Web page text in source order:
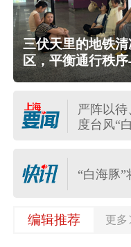
三伏天里的地铁
区，平衡通行秩
严阵以
度台风“
陕西柞水
人失联
上海发
范！
“白海豚”
国家防总
编辑推荐 更多